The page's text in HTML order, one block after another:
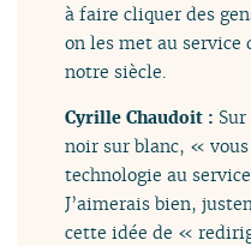
à faire cliquer des
on les met au service
notre siècle.
Cyrille Chaudoit :
noir sur blanc, «
technologie au
J’aimerais bien,
cette idée de «